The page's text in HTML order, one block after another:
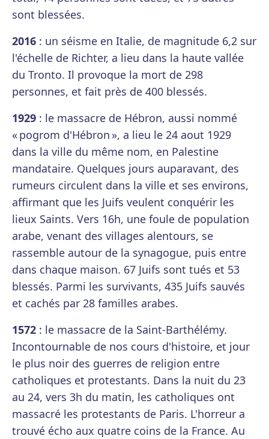
sont blessées.
2016 : un séisme en Italie, de magnitude 6,2 sur
l'échelle de Richter, a lieu dans la haute vallée
du Tronto. Il provoque la mort de 298
personnes, et fait près de 400 blessés.
1929 : le massacre de Hébron, aussi nommé
« pogrom d'Hébron », a lieu le 24 aout 1929
dans la ville du même nom, en Palestine
mandataire. Quelques jours auparavant, des
rumeurs circulent dans la ville et ses environs,
affirmant que les Juifs veulent conquérir les
lieux Saints. Vers 16h, une foule de population
arabe, venant des villages alentours, se
rassemble autour de la synagogue, puis entre
dans chaque maison. 67 Juifs sont tués et 53
blessés. Parmi les survivants, 435 Juifs sauvés
et cachés par 28 familles arabes.
1572 : le massacre de la Saint-Barthélémy.
Incontournable de nos cours d'histoire, et jour
le plus noir des guerres de religion entre
catholiques et protestants. Dans la nuit du 23
au 24, vers 3h du matin, les catholiques ont
massacré les protestants de Paris. L'horreur a
trouvé écho aux quatre coins de la France. Au